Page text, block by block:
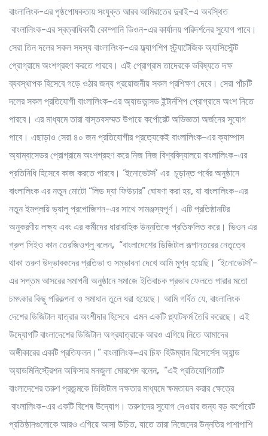
বাংলালিংক-এর পৃষ্ঠপোষকতায় সংযুক্ত আরব আমিরাতের দুবাই-এ অবস্থিত
বাংলালিংক-এর স্বত্বাধিকারী কোম্পানি ভিওন-এর কার্যালয় পরিদর্শনের সুযোগ পাবে।
সেরা তিন দলের সকল সদস্য বাংলালিংক-এর ফ্ল্যাগশিপ স্ট্র্যাটেজিক অ্যাসিস্টেন্ট
প্রোগ্রামে অংশগ্রহণ করতে পারবে। এই প্রোগ্রাম তাদেরকে ভবিষ্যতে দক্ষ
ব্যবস্থাপক হিসেবে গড়ে ওঠার জন্য প্রয়োজনীয় সকল প্রশিক্ষণ দেবে। সেরা পাঁচটি
দলের সকল প্রতিযোগী বাংলালিংক-এর অ্যাডভান্সড ইন্টার্নশিপ প্রোগ্রামে অংশ নিতে
পারবে। এর মাধ্যমে তারা বাস্তবসম্মত উপায়ে কর্পোরেট অভিজ্ঞতা অর্জনের সুযোগ
পাবে। এছাড়াও সেরা ৪০ জন প্রতিযোগীর প্রত্যেকেই বাংলালিংক-এর ক্যাম্পাস
অ্যাম্বাসেডর প্রোগ্রামে অংশগ্রহণ করে নিজ নিজ বিশ্ববিদ্যালয়ে বাংলালিংক-এর
প্রতিনিধি হিসেবে কাজ করতে পারবে। ‘ইনোভেটর্স’ এর চূড়ান্ত পর্বের অনুষ্ঠানে
বাংলালিংক এর নতুন মোটো “লিড দ্যা ফিউচার” ঘোষণা করা হয়, যা বাংলালিংক-এর
নতুন ইমপ্লয়ি ভ্যালু প্রপোজিশন-এর সাথে সামঞ্জস্যপূর্ণ। এটি প্রতিষ্ঠানটির
অনুকরণীয় লক্ষ্য এবং এর কর্মীদের ধারাবাহিক উন্নতিকে প্রতিফলিত করে। ভিওন এর
গ্রুপ সিইও কান তেরজিওগ্লু বলেন, “বাংলাদেশের ডিজিটাল রূপান্তরের নেতৃত্বে
থাকা তরুণ উদ্ভাবকদের প্রতিভা ও সম্ভাবনা দেখে আমি মুগ্ধ হয়েছি। ‘ইনোভেটর্স’-
এর সপ্তম আসরের সমাপনী অনুষ্ঠানে সমাজে ইতিবাচক প্রভাব ফেলতে পারার মতো
চমৎকার কিছু পরিকল্পনা ও সমাধান তুলে ধরা হয়েছে। আমি গর্বিত যে, বাংলালিংক
দেশের ডিজিটাল যাত্রার অংশীদার হিসেবে এমন একটি প্ল্যাটফর্ম তৈরি করেছে। এই
উদ্যোগটি বাংলাদেশের ডিজিটাল অগ্রযাত্রাকে আরও এগিয়ে নিতে আমাদের
অঙ্গীকারের একটি প্রতিফলন।” বাংলালিংক-এর চিফ হিউম্যান রিসোর্সেস অ্যান্ড
অ্যাডমিনিস্ট্রেশন অফিসারমনজুলা মোরশেদ বলেন, “এই প্রতিযোগিতাটি
বাংলাদেশের তরুণ প্রজন্মকে ডিজিটাল দক্ষতার মাধ্যমে ক্ষমতায়ন করার ক্ষেত্রে
বাংলালিংক-এর একটি বিশেষ উদ্যোগ। তরুণদের সুযোগ দেওয়ার জন্য বড় কর্পোরেট
প্রতিষ্ঠানগুলোকে আরও এগিয়ে আসা উচিত, যাতে তারা নিজেদের উন্নতির পাশাপাশি